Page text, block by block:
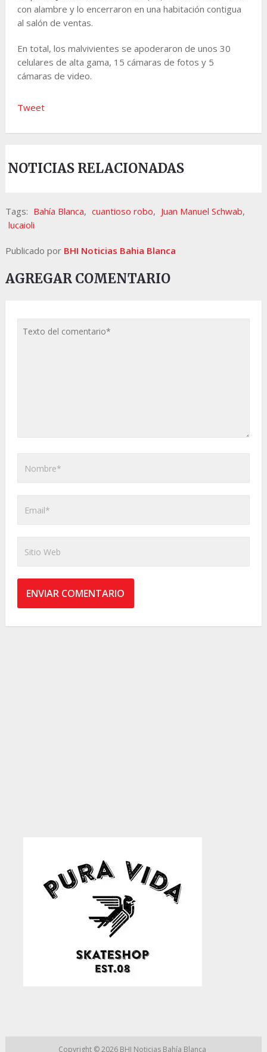
con alambre y lo encerraron en una habitación contigua
al salón de ventas.
En total, los malvivientes se apoderaron de unos 30
celulares de alta gama, 15 cámaras de fotos y 5
cámaras de video.
Tweet
NOTICIAS RELACIONADAS
Tags: Bahía Blanca, cuantioso robo, Juan Manuel Schwab,
lucaioli
Publicado por BHI Noticias Bahia Blanca
AGREGAR COMENTARIO
Copyright © 2026 BHI Noticias Bahía Blanca